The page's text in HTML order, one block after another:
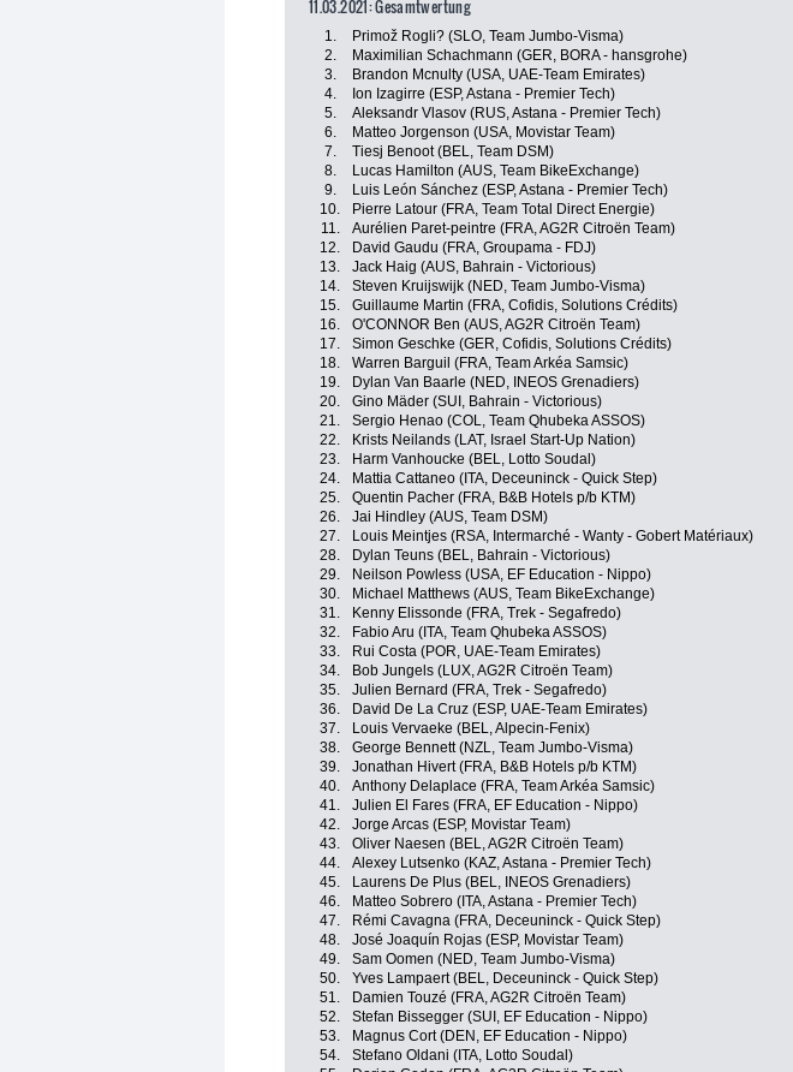
11.03.2021: Gesamtwertung
1. Primož Rogli? (SLO, Team Jumbo-Visma)
2.
Maximilian Schachmann (GER, BORA - hansgrohe)
3.
Brandon Mcnulty (USA, UAE-Team Emirates)
4.
Ion Izagirre (ESP, Astana - Premier Tech)
5.
Aleksandr Vlasov (RUS, Astana - Premier Tech)
6.
Matteo Jorgenson (USA, Movistar Team)
7.
Tiesj Benoot (BEL, Team DSM)
8.
Lucas Hamilton (AUS, Team BikeExchange)
9.
Luis León Sánchez (ESP, Astana - Premier Tech)
10.
Pierre Latour (FRA, Team Total Direct Energie)
11.
Aurélien Paret-peintre (FRA, AG2R Citroën Team)
12.
David Gaudu (FRA, Groupama - FDJ)
13.
Jack Haig (AUS, Bahrain - Victorious)
14.
Steven Kruijswijk (NED, Team Jumbo-Visma)
15.
Guillaume Martin (FRA, Cofidis, Solutions Crédits)
16.
O'CONNOR Ben (AUS, AG2R Citroën Team)
17.
Simon Geschke (GER, Cofidis, Solutions Crédits)
18.
Warren Barguil (FRA, Team Arkéa Samsic)
19.
Dylan Van Baarle (NED, INEOS Grenadiers)
20.
Gino Mäder (SUI, Bahrain - Victorious)
21.
Sergio Henao (COL, Team Qhubeka ASSOS)
22.
Krists Neilands (LAT, Israel Start-Up Nation)
23.
Harm Vanhoucke (BEL, Lotto Soudal)
24.
Mattia Cattaneo (ITA, Deceuninck - Quick Step)
25.
Quentin Pacher (FRA, B&B Hotels p/b KTM)
26.
Jai Hindley (AUS, Team DSM)
27.
Louis Meintjes (RSA, Intermarché - Wanty - Gobert Matériaux)
28.
Dylan Teuns (BEL, Bahrain - Victorious)
29.
Neilson Powless (USA, EF Education - Nippo)
30.
Michael Matthews (AUS, Team BikeExchange)
31.
Kenny Elissonde (FRA, Trek - Segafredo)
32.
Fabio Aru (ITA, Team Qhubeka ASSOS)
33.
Rui Costa (POR, UAE-Team Emirates)
34.
Bob Jungels (LUX, AG2R Citroën Team)
35.
Julien Bernard (FRA, Trek - Segafredo)
36.
David De La Cruz (ESP, UAE-Team Emirates)
37.
Louis Vervaeke (BEL, Alpecin-Fenix)
38.
George Bennett (NZL, Team Jumbo-Visma)
39.
Jonathan Hivert (FRA, B&B Hotels p/b KTM)
40.
Anthony Delaplace (FRA, Team Arkéa Samsic)
41.
Julien El Fares (FRA, EF Education - Nippo)
42.
Jorge Arcas (ESP, Movistar Team)
43.
Oliver Naesen (BEL, AG2R Citroën Team)
44.
Alexey Lutsenko (KAZ, Astana - Premier Tech)
45.
Laurens De Plus (BEL, INEOS Grenadiers)
46.
Matteo Sobrero (ITA, Astana - Premier Tech)
47.
Rémi Cavagna (FRA, Deceuninck - Quick Step)
48.
José Joaquín Rojas (ESP, Movistar Team)
49.
Sam Oomen (NED, Team Jumbo-Visma)
50.
Yves Lampaert (BEL, Deceuninck - Quick Step)
51.
Damien Touzé (FRA, AG2R Citroën Team)
52.
Stefan Bissegger (SUI, EF Education - Nippo)
53.
Magnus Cort (DEN, EF Education - Nippo)
54.
Stefano Oldani (ITA, Lotto Soudal)